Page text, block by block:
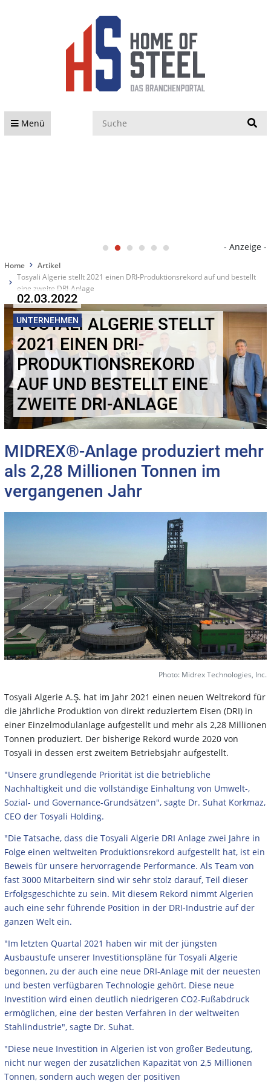
Menü
- Anzeige -
Home
Artikel
Tosyali Algerie stellt 2021 einen DRI-Produktionsrekord auf und bestellt
eine zweite DRI-Anlage
UNTERNEHMEN
02.03.2022
TOSYALI ALGERIE STELLT
2021 EINEN DRI-
PRODUKTIONSREKORD
AUF UND BESTELLT EINE
ZWEITE DRI-ANLAGE
MIDREX®-Anlage produziert mehr
als 2,28 Millionen Tonnen im
vergangenen Jahr
Tosyali Algerie A.Ş. hat im Jahr 2021 einen neuen Weltrekord für
die jährliche Produktion von direkt reduziertem Eisen (DRI) in
einer Einzelmodulanlage aufgestellt und mehr als 2,28 Millionen
Tonnen produziert. Der bisherige Rekord wurde 2020 von
Tosyali in dessen erst zweitem Betriebsjahr aufgestellt.
"Unsere grundlegende Priorität ist die betriebliche
Nachhaltigkeit und die vollständige Einhaltung von Umwelt-,
Sozial- und Governance-Grundsätzen", sagte Dr. Suhat Korkmaz,
CEO der Tosyali Holding.
"Die Tatsache, dass die Tosyali Algerie DRI Anlage zwei Jahre in
Folge einen weltweiten Produktionsrekord aufgestellt hat, ist ein
Beweis für unsere hervorragende Performance. Als Team von
fast 3000 Mitarbeitern sind wir sehr stolz darauf, Teil dieser
Erfolgsgeschichte zu sein. Mit diesem Rekord nimmt Algerien
auch eine sehr führende Position in der DRI-Industrie auf der
ganzen Welt ein.
"Im letzten Quartal 2021 haben wir mit der jüngsten
Ausbaustufe unserer Investitionspläne für Tosyali Algerie
begonnen, zu der auch eine neue DRI-Anlage mit der neuesten
und besten verfügbaren Technologie gehört. Diese neue
Investition wird einen deutlich niedrigeren CO2-Fußabdruck
ermöglichen, eine der besten Verfahren in der weltweiten
Stahlindustrie", sagte Dr. Suhat.
"Diese neue Investition in Algerien ist von großer Bedeutung,
nicht nur wegen der zusätzlichen Kapazität von 2,5 Millionen
Tonnen, sondern auch wegen der positiven
Photo: Midrex Technologies, Inc.